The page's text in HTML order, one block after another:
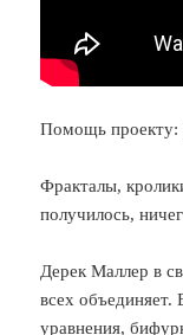
Помощь проекту:
Фракталы,
получилось,
Дерек Маллер в
всех объединяет.
уравнения,